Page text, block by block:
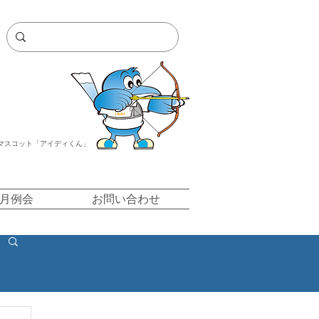
コット「アイディくん」
例会 お問い合わせ